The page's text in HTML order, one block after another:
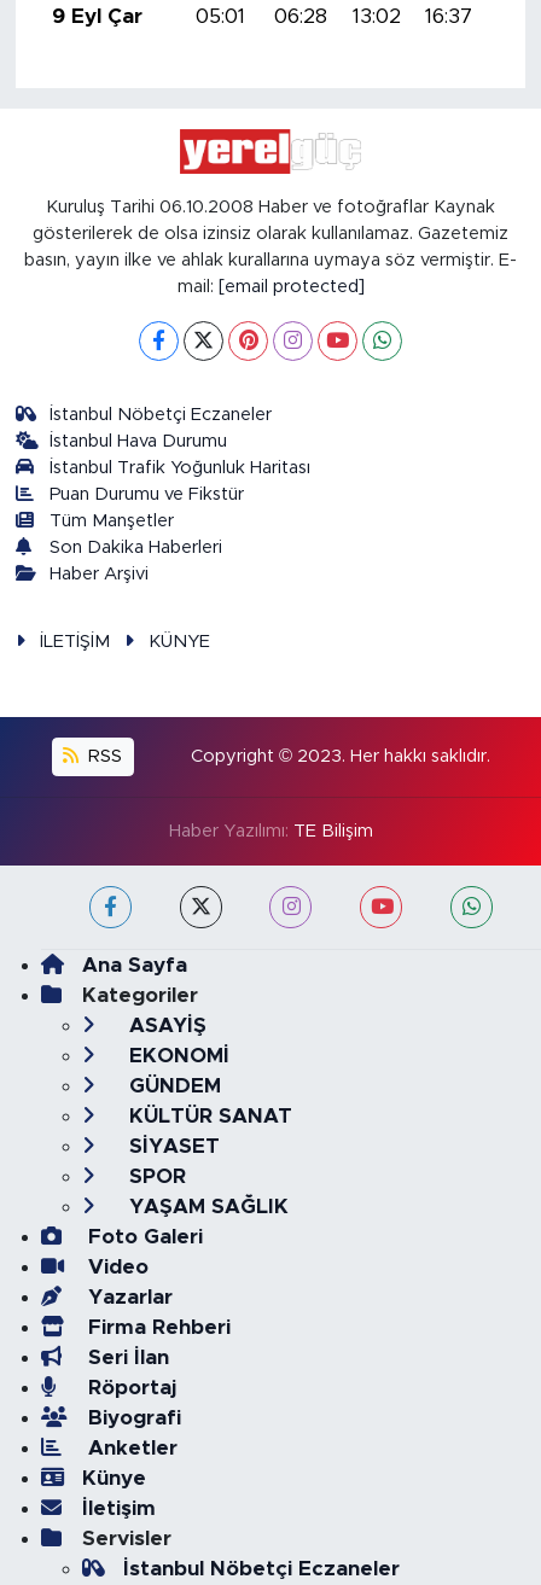
9 Eyl Çar
05:01 06:28 13:02 16:37
Kuruluş Tarihi 06.10.2008 Haber ve fotoğraflar Kaynak
gösterilerek de olsa izinsiz olarak kullanılamaz. Gazetemiz
basın, yayın ilke ve ahlak kurallarına uymaya söz vermiştir. E-
mail: [email protected]
İstanbul Nöbetçi Eczaneler
İstanbul Hava Durumu
İstanbul Trafik Yoğunluk Haritası
Puan Durumu ve Fikstür
Tüm Manşetler
Son Dakika Haberleri
Haber Arşivi
İLETİŞİM KÜNYE
RSS Copyright © 2023. Her hakkı saklıdır.
Haber Yazılımı: TE Bilişim
Ana Sayfa
Kategoriler
ASAYİŞ
EKONOMİ
GÜNDEM
KÜLTÜR SANAT
SİYASET
SPOR
YAŞAM SAĞLIK
Foto Galeri
Video
Yazarlar
Firma Rehberi
Seri İlan
Röportaj
Biyografi
Anketler
Künye
İletişim
Servisler
İstanbul Nöbetçi Eczaneler